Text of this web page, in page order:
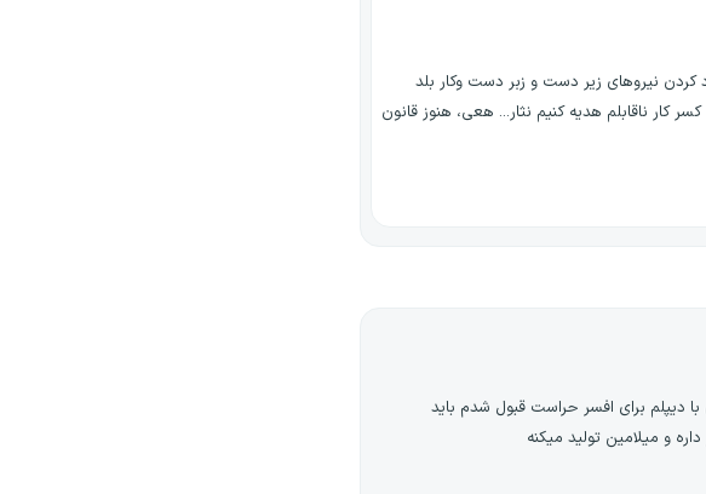
نیروهای زیر دست و زبر دست وکار بلد
کار ناقابلم هدیه کنیم نثار... هعی، هنوز قانون
با دیپلم برای افسر حراست قبول شدم باید
و میلامین تولید میکنه